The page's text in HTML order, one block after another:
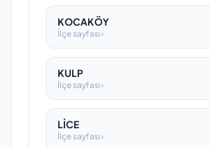
KOCAKÖY
İlçe sayfası ›
KULP
İlçe sayfası ›
LİCE
İlçe sayfası ›